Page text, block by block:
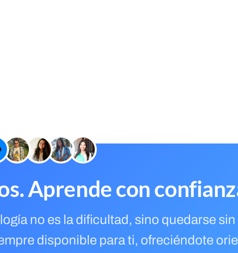
Aprende con
no es la dificultad, sino quedarse sin
disponible para ti, ofreciéndote